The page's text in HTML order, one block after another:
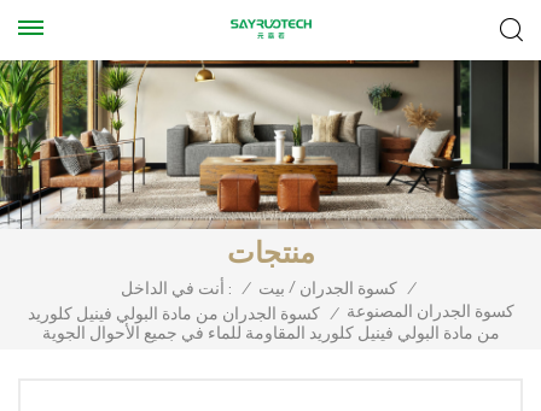
منتجات
أنت في الداخل : / بيت / كسوة الجدران /
كسوة الجدران من مادة البولي فينيل كلوريد / كسوة الجدران المصنوعة
من مادة البولي فينيل كلوريد المقاومة للماء في جميع الأحوال الجوية